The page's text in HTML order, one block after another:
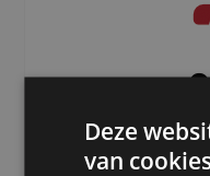
Freelancers
Deze
van